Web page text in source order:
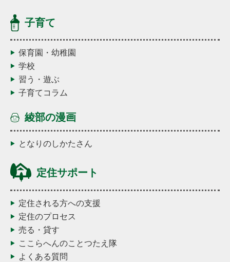
子育て
保育園・幼稚園
学校
習う・遊ぶ
子育てコラム
綾部の漫画
となりのしかたさん
定住サポート
定住される方への支援
定住のプロセス
売る・貸す
ここらへんのことつたえ隊
よくある質問